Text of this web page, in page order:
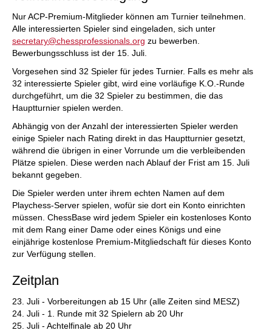
Nur ACP-Premium-Mitglieder können am Turnier teilnehmen.
Alle interessierten Spieler sind eingeladen, sich unter
secretary@chessprofessionals.org zu bewerben.
Bewerbungsschluss ist der 15. Juli.
Vorgesehen sind 32 Spieler für jedes Turnier. Falls es mehr als
32 interessierte Spieler gibt, wird eine vorläufige K.O.-Runde
durchgeführt, um die 32 Spieler zu bestimmen, die das
Hauptturnier spielen werden.
Abhängig von der Anzahl der interessierten Spieler werden
einige Spieler nach Rating direkt in das Hauptturnier gesetzt,
während die übrigen in einer Vorrunde um die verbleibenden
Plätze spielen. Diese werden nach Ablauf der Frist am 15. Juli
bekannt gegeben.
Die Spieler werden unter ihrem echten Namen auf dem
Playchess-Server spielen, wofür sie dort ein Konto einrichten
müssen. ChessBase wird jedem Spieler ein kostenloses Konto
mit dem Rang einer Dame oder eines Königs und eine
einjährige kostenlose Premium-Mitgliedschaft für dieses Konto
zur Verfügung stellen.
Zeitplan
23. Juli - Vorbereitungen ab 15 Uhr (alle Zeiten sind MESZ)
24. Juli - 1. Runde mit 32 Spielern ab 20 Uhr
25. Juli - Achtelfinale ab 20 Uhr